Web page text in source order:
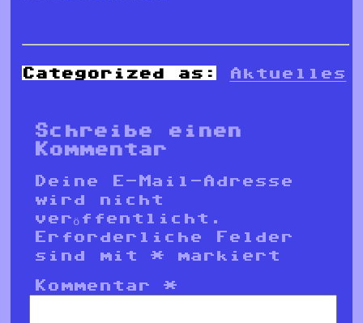
Categorized as: Aktuelles
Schreibe einen
Kommentar
Deine E-Mail-Adresse
wird nicht
veröffentlicht.
Erforderliche Felder
sind mit* markiert
Kommentar*